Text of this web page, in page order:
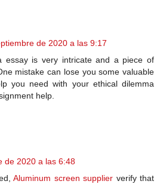
de 2020 a las 9:17
essay is very intricate and a piece of
mistake can lose you some valuable
you need with your ethical dilemma
help.
de 2020 a las 6:48
Aluminum screen supplier verify that